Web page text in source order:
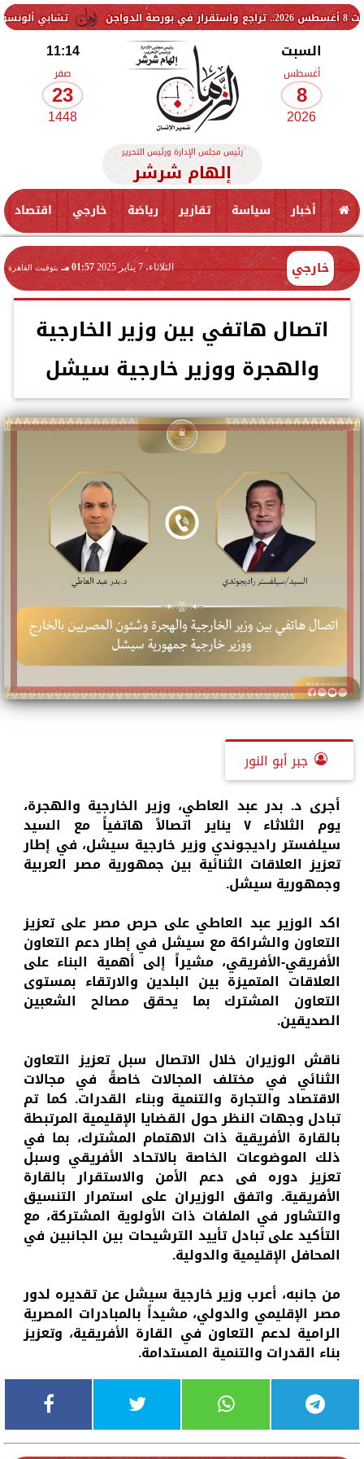
تشابي ألونسو يحسم
السبت
أغسطس
8
2026
11:14
صفر
23
1448
رئيس مجلس الإدارة ورئيس التحرير
إلهام شرشر
أخبار سياسة تقارير رياضة خارجي اقتصاد
خارجي الثلاثاء، 7 يناير 2025 01:57 مـ بتوقيت القاهرة
اتصال هاتفي بين وزير الخارجية
والهجرة ووزير خارجية سيشل
جبر أبو النور
أجرى د. بدر عبد العاطي، وزير الخارجية والهجرة،
يوم الثلاثاء ٧ يناير اتصالاً هاتفياً مع السيد
سيلفستر راديجوندي وزير خارجية سيشل، في إطار
تعزيز العلاقات الثنائية بين جمهورية مصر العربية
وجمهورية سيشل.
اكد الوزير عبد العاطي على حرص مصر على تعزيز
التعاون والشراكة مع سيشل في إطار دعم التعاون
الأفريقي-الأفريقي، مشيراً إلى أهمية البناء على
العلاقات المتميزة بين البلدين والارتقاء بمستوى
التعاون المشترك بما يحقق مصالح الشعبين
الصديقين.
ناقش الوزيران خلال الاتصال سبل تعزيز التعاون
الثنائي في مختلف المجالات خاصةً في مجالات
الاقتصاد والتجارة والتنمية وبناء القدرات. كما تم
تبادل وجهات النظر حول القضايا الإقليمية المرتبطة
بالقارة الأفريقية ذات الاهتمام المشترك، بما في
ذلك الموضوعات الخاصة بالاتحاد الأفريقي وسبل
تعزيز دوره فى دعم الأمن والاستقرار بالقارة
الأفريقية. واتفق الوزيران على استمرار التنسيق
والتشاور في الملفات ذات الأولوية المشتركة، مع
التأكيد على تبادل تأييد الترشيحات بين الجانبين في
المحافل الإقليمية والدولية.
من جانبه، أعرب وزير خارجية سيشل عن تقديره لدور
مصر الإقليمي والدولي، مشيداً بالمبادرات المصرية
الرامية لدعم التعاون في القارة الأفريقية، وتعزيز
بناء القدرات والتنمية المستدامة.